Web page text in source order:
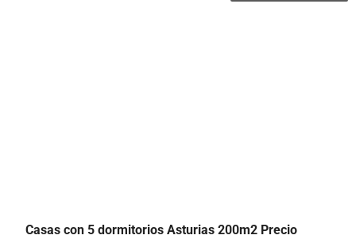
Casas con 5 dormitorios Asturias 200m2 Precio